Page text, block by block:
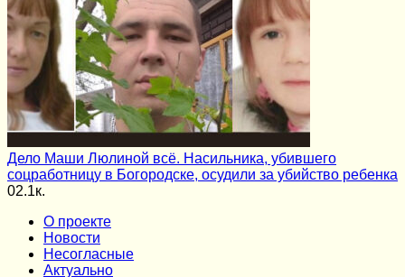
Дело Маши Люлиной всё. Насильника, убившего
соцработницу в Богородске, осудили за убийство ребенка
02.1к.
О проекте
Новости
Несогласные
Актуально